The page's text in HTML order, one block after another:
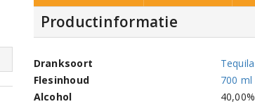
Productinformatie
Dranksoort
Tequila
Flesinhoud
700 ml
Alcohol
40,00%